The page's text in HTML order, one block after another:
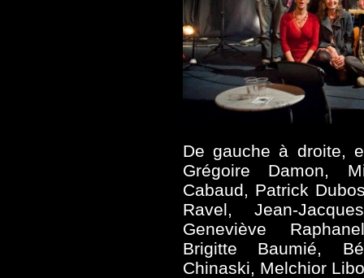
De gauche à droite,
Grégoire Damon,
Cabaud, Patrick
Ravel, Jean-
Geneviève
Brigitte Baumié,
Chinaski, Melchior